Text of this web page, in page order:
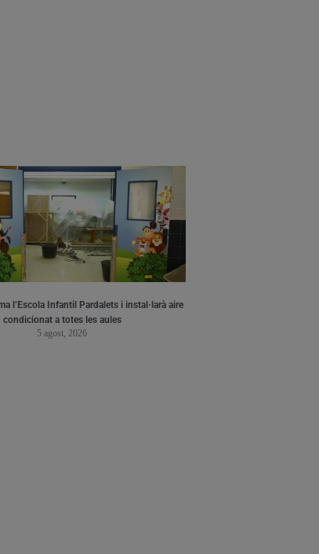
l’Escola Infantil Pardalets i instal·larà aire
condicionat a totes les aules
5 agost, 2026